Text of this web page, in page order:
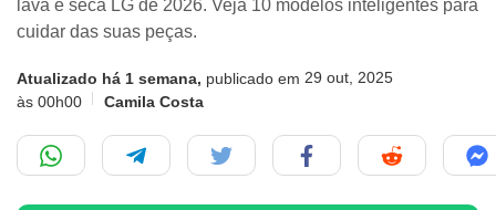
lava e seca LG de 2026. Veja 10 modelos inteligentes para
cuidar das suas peças.
Atualizado há 1 semana, publicado em 29 out, 2025
às 00h00
Camila Costa